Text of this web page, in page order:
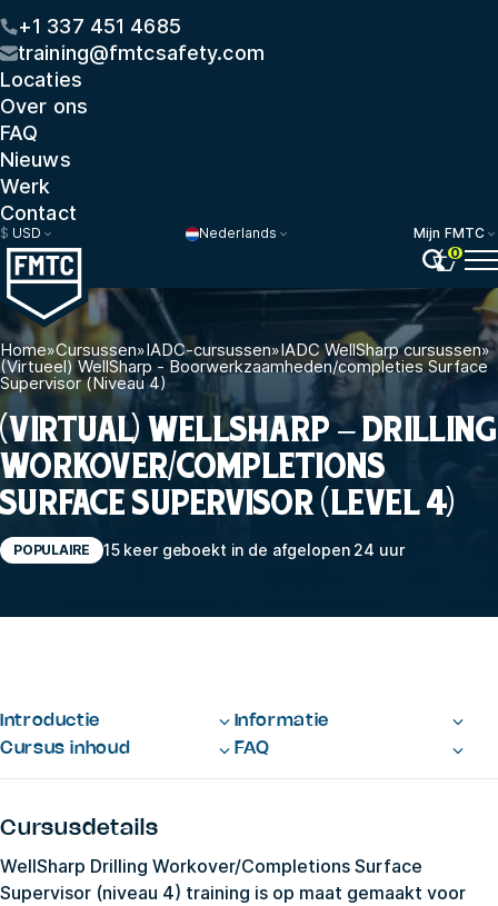
+1 337 451 4685
training@fmtcsafety.com
Locaties
Over ons
FAQ
Nieuws
Werk
Contact
$ USD Nederlands
Mijn FMTC
0
Home»Cursussen»IADC-cursussen»IADC WellSharp cursussen»
(Virtueel) WellSharp - Boorwerkzaamheden/completies Surface
Supervisor (Niveau 4)
(VIRTUAL) WELLSHARP – DRILLING
WORKOVER/COMPLETIONS
SURFACE SUPERVISOR (LEVEL 4)
POPULAIRE 15 keer geboekt in de afgelopen 24 uur
Introductie
Informatie
Cursus inhoud
FAQ
Cursusdetails
WellSharp Drilling Workover/Completions Surface
Supervisor (niveau 4) training is op maat gemaakt voor